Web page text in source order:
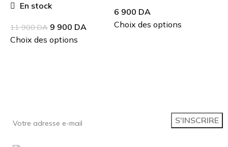
En stock
11 900DA 9 900 DA
Choix des options
6 900 DA
Choix des options